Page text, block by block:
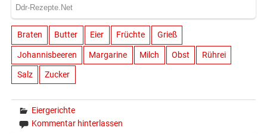
Braten Butter Eier Früchte Grieß
Johannisbeeren Margarine Milch Obst Rührei
Salz Zucker
Eiergerichte
Kommentar hinterlassen